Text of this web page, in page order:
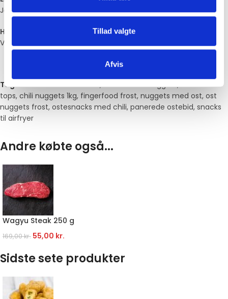
Tillad valgte
Afvis
Ja – de er klar til opvarmning direkte fra frost.
Hvordan opbevares de?
Ved –18 °C eller koldere.
Tags: chili cheese frostvare, chili cheese nuggets, chili cheese
tops, chili nuggets 1kg, fingerfood frost, nuggets med ost, ost
nuggets frost, ostesnacks med chili, panerede ostebid, snacks
til airfryer
Andre købte også...
Wagyu Steak 250 g
169,00kr. 55,00 kr.
Sidste sete produkter